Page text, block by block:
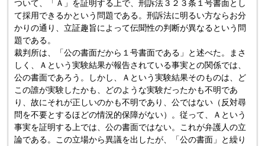
ついて、「Ａ」を証明する上で、刑訴法３２３条１号書面とし
て採用できるかという問題である。刑訴法に明るい方ならお分
かりの通り、立証趣旨によって伝聞性の判断が異なるという問
題である。
裁判所は、「公の書面だから１号書面である」と述べた。まさ
しく、Ａという実験結果が報告されている事実との関係では、
公の書面であろう。しかし、Ａという実験結果そのものは、ど
この誰が実験したかも、どのような実験だったかも不明であ
り、故にそれが正しいのかも不明であり、公ではない（反対尋
問を不要とするほどの情況的保障がない）。従って、Ａという
事実を証明する上では、公の書面ではない。これが弁護人の立
論である。この立場から異議を出したが、「公の書面」と繰り